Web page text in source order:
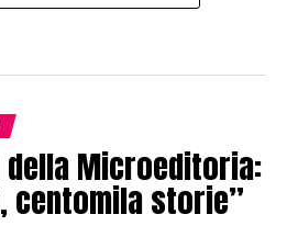
della Microeditoria:
centomila storie”